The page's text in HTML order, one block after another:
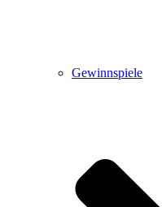
Gewinnspiele